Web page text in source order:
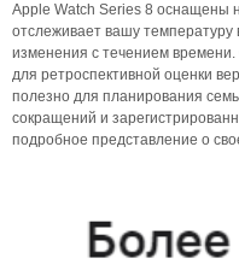
Apple Watch Series 8 оснащены
отслеживает вашу
изменения с течением
для ретроспективной оценки
полезно для планирования
сокращений и
подробное представление о